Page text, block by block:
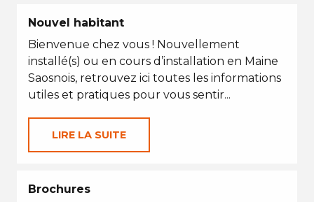
Nouvel habitant
Bienvenue chez vous ! Nouvellement
installé(s) ou en cours d’installation en Maine
Saosnois, retrouvez ici toutes les informations
utiles et pratiques pour vous sentir...
LIRE LA SUITE
Brochures